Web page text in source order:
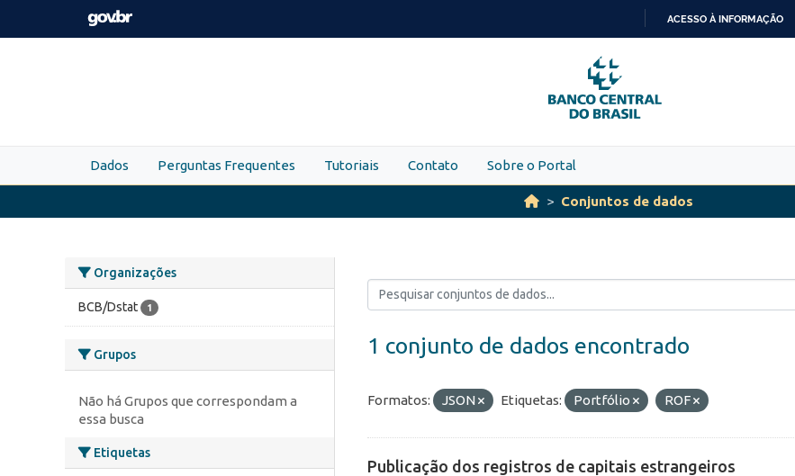
Skip to main content
PARA
O
CONTEÚDO
ACESSO À INFORMAÇÃO
Dados Perguntas Frequentes Tutoriais Contato Sobre o Portal
Conjuntos de dados
Organizações
BCB/Dstat 1
Grupos
Não há Grupos que correspondam a
essa busca
Etiquetas
1 conjunto de dados encontrado
Formatos: JSON Etiquetas: Portfólio ROF
Publicação dos registros de capitais estrangeiros